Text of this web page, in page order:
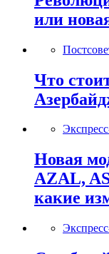
или
Что
Новая
AZAL,
какие